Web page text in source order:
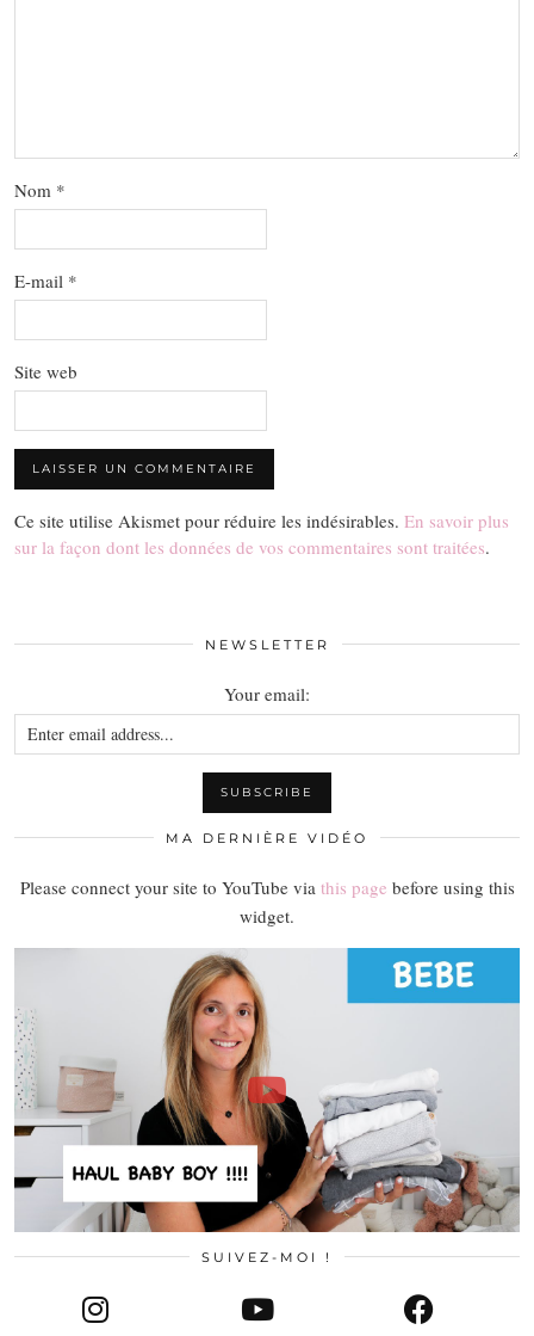
Nom *
E-mail *
Site web
Ce site utilise Akismet pour réduire les indésirables. En savoir plus
sur la façon dont les données de vos commentaires sont traitées.
NEWSLETTER
Your email:
MA DERNIÈRE VIDÉO
Please connect your site to YouTube via this page before using this
widget.
SUIVEZ-MOI !